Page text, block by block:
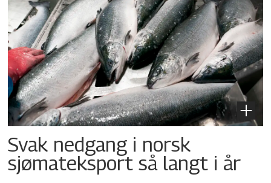
Svak nedgang i norsk
sjømateksport så langt i år